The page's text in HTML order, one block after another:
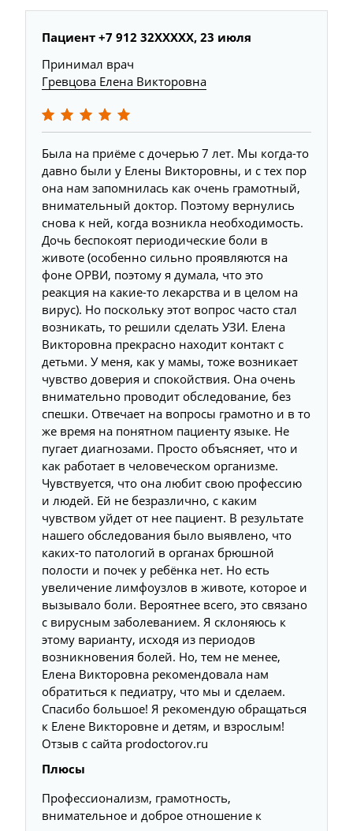
Пациент +7 912 32XXXXX, 23 июля
Принимал врач
Гревцова Елена Викторовна
Была на приёме с дочерью 7 лет. Мы когда-то
давно были у Елены Викторовны, и с тех пор
она нам запомнилась как очень грамотный,
внимательный доктор. Поэтому вернулись
снова к ней, когда возникла необходимость.
Дочь беспокоят периодические боли в
животе (особенно сильно проявляются на
фоне ОРВИ, поэтому я думала, что это
реакция на какие-то лекарства и в целом на
вирус). Но поскольку этот вопрос часто стал
возникать, то решили сделать УЗИ. Елена
Викторовна прекрасно находит контакт с
детьми. У меня, как у мамы, тоже возникает
чувство доверия и спокойствия. Она очень
внимательно проводит обследование, без
спешки. Отвечает на вопросы грамотно и в то
же время на понятном пациенту языке. Не
пугает диагнозами. Просто объясняет, что и
как работает в человеческом организме.
Чувствуется, что она любит свою профессию
и людей. Ей не безразлично, с каким
чувством уйдет от нее пациент. В результате
нашего обследования было выявлено, что
каких-то патологий в органах брюшной
полости и почек у ребёнка нет. Но есть
увеличение лимфоузлов в животе, которое и
вызывало боли. Вероятнее всего, это связано
с вирусным заболеванием. Я склоняюсь к
этому варианту, исходя из периодов
возникновения болей. Но, тем не менее,
Елена Викторовна рекомендовала нам
обратиться к педиатру, что мы и сделаем.
Спасибо большое! Я рекомендую обращаться
к Елене Викторовне и детям, и взрослым!
Отзыв с сайта prodoctorov.ru
Плюсы
Профессионализм, грамотность,
внимательное и доброе отношение к